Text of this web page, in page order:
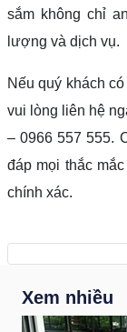
sắm không chỉ
lượng và dịch vụ.
Nếu quý khách
vui lòng liên hệ
– 0966 557 555.
đáp mọi thắc
chính xác.
Xem nhiều